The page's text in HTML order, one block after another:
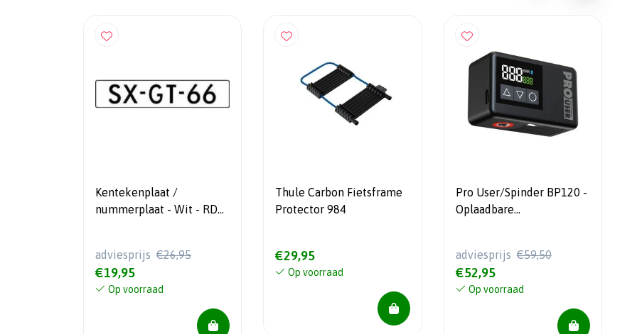
Kentekenplaat /
nummerplaat - Wit - RDW
adviesprijs €26,95
€19,95
Op voorraad
Thule Carbon Fietsframe
Protector 984
€29,95
Op voorraad
Pro User/Spinder BP120 -
Oplaadbare
adviesprijs €59,50
€52,95
Op voorraad